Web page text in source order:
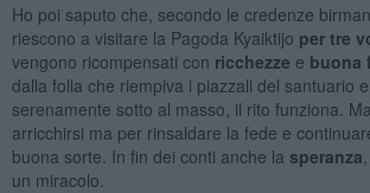
Ho poi saputo che, secondo le credenze
riescono a visitare la Pagoda Kyaiktijo per tre
vengono ricompensati con ricchezze e buona
dalla folla che riempiva i piazzali del santuario
serenamente sotto al masso, il rito funziona.
arricchirsi ma per rinsaldare la fede e
buona sorte. In fin dei conti anche la speranza
un miracolo.